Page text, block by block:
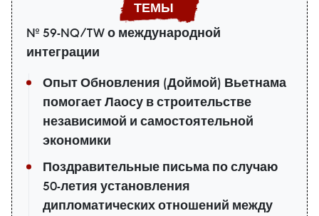
№ 59-NQ/TW о международной
интеграции
Опыт Обновления (Доймой) Вьетнама
помогает Лаосу в строительстве
независимой и самостоятельной
экономики
Поздравительные письма по случаю
50-летия установления
дипломатических отношений между